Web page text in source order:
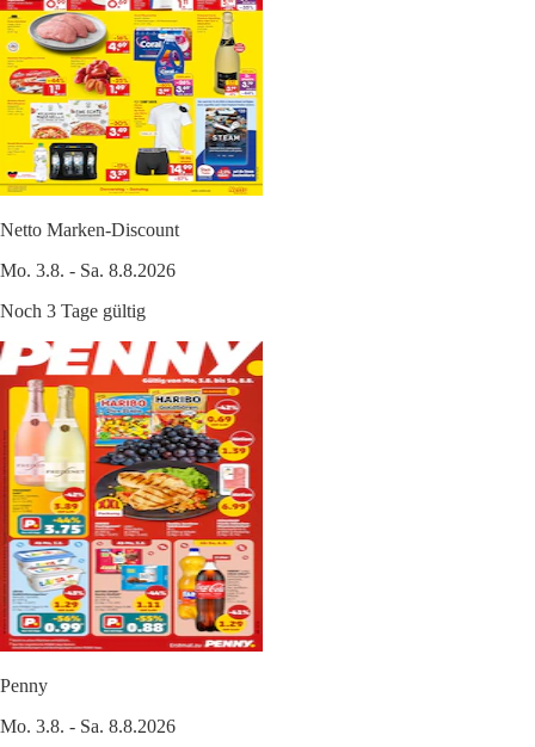
Netto Marken-Discount
Mo. 3.8. - Sa. 8.8.2026
Noch 3 Tage gültig
Penny
Mo. 3.8. - Sa. 8.8.2026